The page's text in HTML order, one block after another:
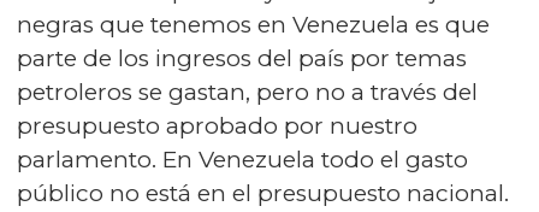
negras que tenemos en Venezuela es que
parte de los ingresos del país por temas
petroleros se gastan, pero no a través del
presupuesto aprobado por nuestro
parlamento. En Venezuela todo el gasto
público no está en el presupuesto nacional.